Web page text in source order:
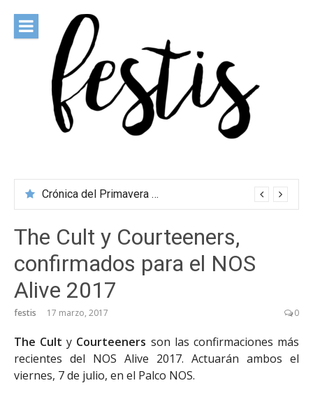
contenido
Crónica del Primavera Sound Porto 2026
The Cult y Courteeners,
confirmados para el NOS
Alive 2017
festis 17 marzo, 2017 0
The Culty Courteeners son las confirmaciones más
recientes del NOS Alive 2017. Actuarán ambos el
viernes, 7 de julio, en el Palco NOS.